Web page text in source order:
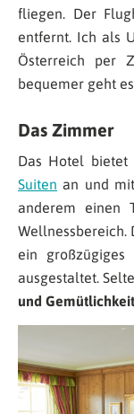
fliegen. Der
entfernt. Ich als
Österreich per
bequemer geht
Das Zimmer
Das Hotel bietet
Suiten an und
anderem einen
Wellnessbereich.
ein
ausgestaltet.
und Gemütlichkeit